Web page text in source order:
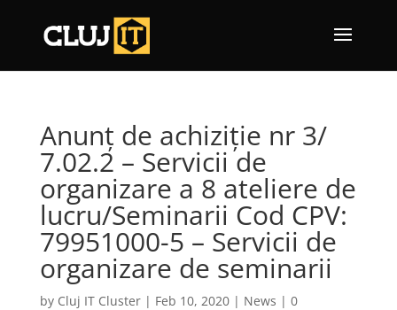
Anunț de achiziție nr 3/
7.02.2 – Servicii de
organizare a 8 ateliere de
lucru/Seminarii Cod CPV:
79951000-5 – Servicii de
organizare de seminarii
by Cluj IT Cluster| Feb 10, 2020| News | 0